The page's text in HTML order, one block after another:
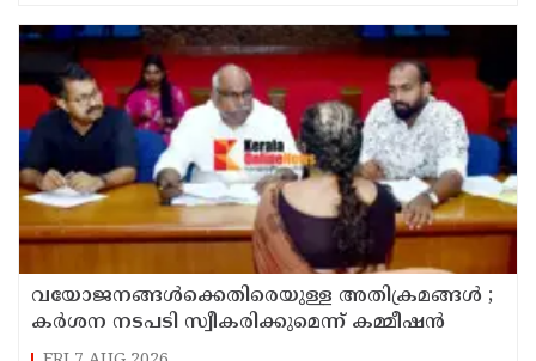
വയോജനങ്ങൾക്കെതിരെയുള്ള അതിക്രമങ്ങൾ ;
കർശന നടപടി സ്വീകരിക്കുമെന്ന് കമ്മീഷൻ